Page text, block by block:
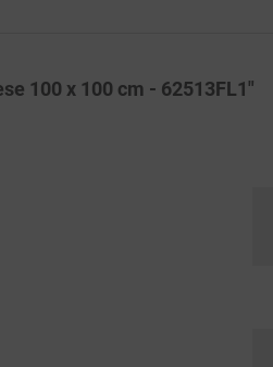
100 x 100 cm - 62513FL1"